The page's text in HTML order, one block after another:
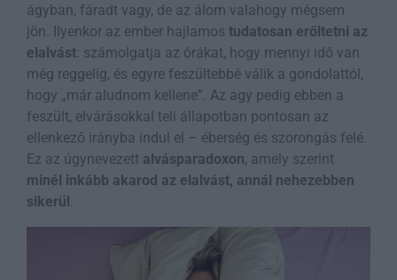
ágyban, fáradt vagy, de az álom valahogy mégsem
jön. Ilyenkor az ember hajlamos tudatosan erőltetni az
elalvást: számolgatja az órákat, hogy mennyi idő van
még reggelig, és egyre feszültebbé válik a gondolattól,
hogy „már aludnom kellene”. Az agy pedig ebben a
feszült, elvárásokkal teli állapotban pontosan az
ellenkező irányba indul el – éberség és szorongás felé.
Ez az úgynevezett alvásparadoxon, amely szerint
minél inkább akarod az elalvást, annál nehezebben
sikerül .